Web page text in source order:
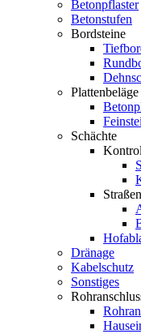
Betonpflaster
Betonstufen
Bordsteine
Plattenbeläge
Schächte
Dränage
Kabelschutz
Sonstiges